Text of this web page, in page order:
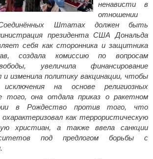
ненависти в
отношении
Штатах должен быть
президента США Дональда
себя как сторонника и защитника
создала комиссию по вопросам
увеличила финансирование
и изменила политику вакцинации, чтобы
на основе религиозных
того, она отдала приказ о ракетном
в Рождество против того, что
как террористическую
христиан, а также ввела санкции
под предлогом борьбы с